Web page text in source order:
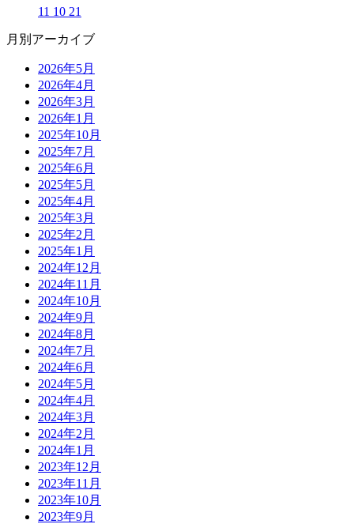
11 10 21
月別アーカイブ
2026年5月
2026年4月
2026年3月
2026年1月
2025年10月
2025年7月
2025年6月
2025年5月
2025年4月
2025年3月
2025年2月
2025年1月
2024年12月
2024年11月
2024年10月
2024年9月
2024年8月
2024年7月
2024年6月
2024年5月
2024年4月
2024年3月
2024年2月
2024年1月
2023年12月
2023年11月
2023年10月
2023年9月